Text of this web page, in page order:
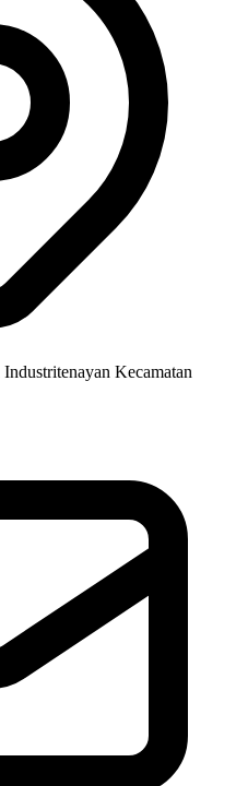
Kecamatan